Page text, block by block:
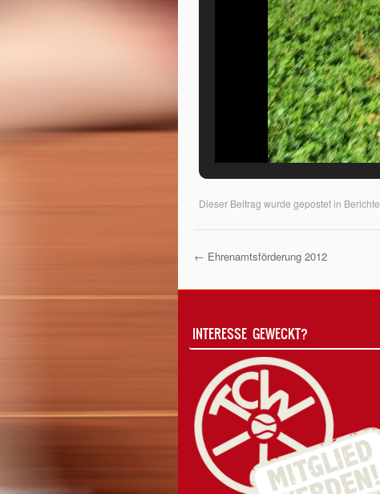
Dieser Beitrag wurde gepostet in Berichte
Post Navigation
← Ehrenamtsförderung 2012
INTERESSE GEWECKT?